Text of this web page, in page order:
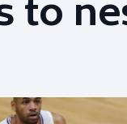
Biatlon
to